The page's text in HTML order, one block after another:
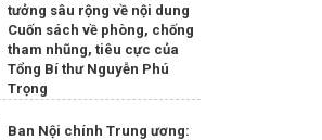
tưởng sâu rộng về nội dung
Cuốn sách về phòng, chống
tham nhũng, tiêu cực của
Tổng Bí thư Nguyễn Phú
Trọng
Ban Nội chính Trung ương: